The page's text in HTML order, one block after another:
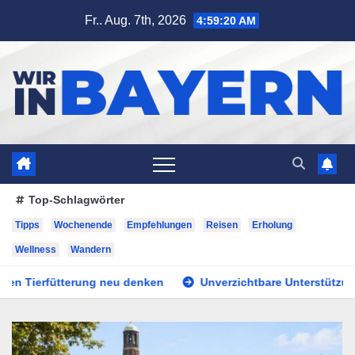
Fr.. Aug. 7th, 2026 4:59:21 AM
Top-Schlagwörter
Tipps Wochenende Empfehlungen Reisen Erholung
Wellness Wandern
denken Unverzichtbare Unterstützung für